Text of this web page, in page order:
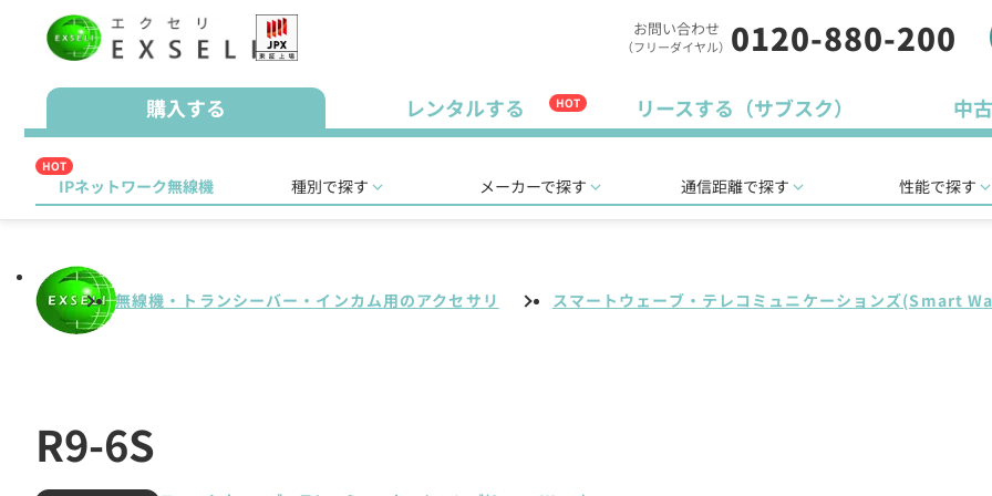
お問い合わせ
（フリーダイヤル） 0120-880-200
購入する レンタルする HOT リースする（サブスク） 中
HOT
IPネットワーク無線機 種別で探す メーカーで探す 通信距離で探す 性能で探す
無線機・トランシーバー・インカム用のアクセサリ スマートウェーブ・テレコミュニケーションズ(Smart
R9-6S